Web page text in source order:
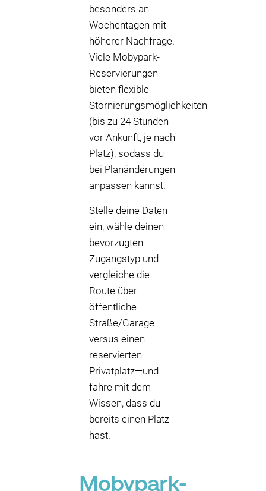
besonders an
Wochentagen mit
höherer Nachfrage.
Viele Mobypark-
Reservierungen
bieten flexible
Stornierungsmöglichkeiten
(bis zu 24 Stunden
vor Ankunft, je nach
Platz), sodass du
bei Planänderungen
anpassen kannst.
Stelle deine Daten
ein, wähle deinen
bevorzugten
Zugangstyp und
vergleiche die
Route über
öffentliche
Straße/Garage
versus einen
reservierten
Privatplatz—und
fahre mit dem
Wissen, dass du
bereits einen Platz
hast.
Mobypark-